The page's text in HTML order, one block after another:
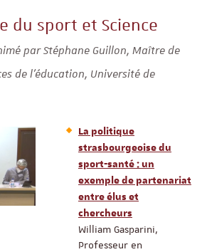
du sport et Science
par Stéphane Guillon, Maître de
de l’éducation, Université de
La politique
strasbourgeoise du
sport-santé : un
exemple de partenariat
entre élus et
chercheurs
William Gasparini,
Professeur en